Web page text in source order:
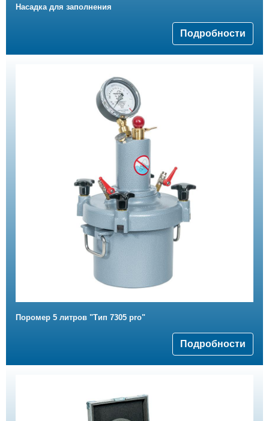
Насадка для заполнения
Подробности
Поромер 5 литров "Тип 7305 pro"
Подробности